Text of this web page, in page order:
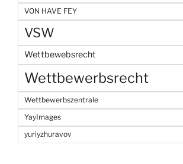
VON HAVE FEY
VSW
Wettbewebsrecht
Wettbewerbsrecht
Wettbewerbszentrale
YayImages
yuriyzhuravov